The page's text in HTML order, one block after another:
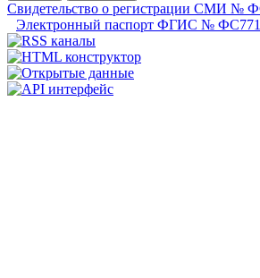
Свидетельство о регистрации СМИ №
Электронный паспорт ФГИС №